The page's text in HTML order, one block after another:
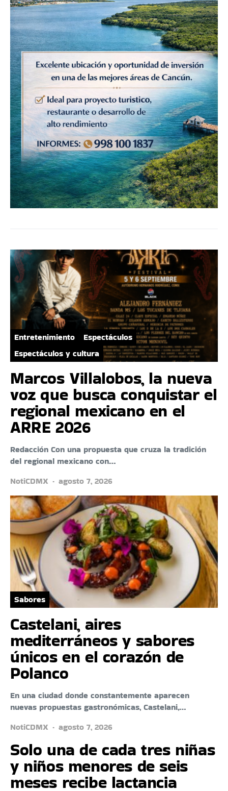
Entretenimiento
Espectáculos
Espectáculos y cultura
Marcos Villalobos, la nueva
voz que busca conquistar el
regional mexicano en el
ARRE 2026
Redacción Con una propuesta que cruza la tradición
del regional mexicano con…
NotiCDMX
agosto 7, 2026
Sabores
Castelani, aires
mediterráneos y sabores
únicos en el corazón de
Polanco
En una ciudad donde constantemente aparecen
nuevas propuestas gastronómicas, Castelani,…
NotiCDMX
agosto 7, 2026
Solo una de cada tres niñas
y niños menores de seis
meses recibe lactancia